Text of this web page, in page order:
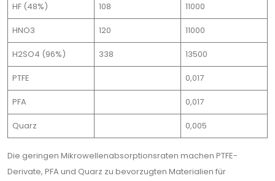
HF (48%) 108 11000
HNO3 120 11000
H2SO4 (96%) 338 13500
PTFE 0,017
PFA 0,017
Quarz 0,005
Die geringen Mikrowellenabsorptionsraten machen PTFE-
Derivate, PFA und Quarz zu bevorzugten Materialien für